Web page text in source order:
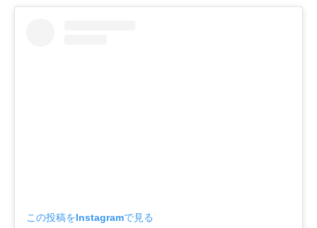
この投稿をInstagramで見る